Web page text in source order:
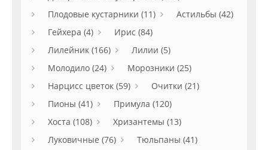
Плодовые кустарники (11)
Астильбы (42)
Гейхера (4)
Ирис (84)
Лилейник (166)
Лилии (5)
Молодило (24)
Морозники (25)
Нарцисс цветок (59)
Очитки (21)
Пионы (41)
Примула (120)
Хоста (108)
Хризантемы (13)
Луковичные (76)
Тюльпаны (41)